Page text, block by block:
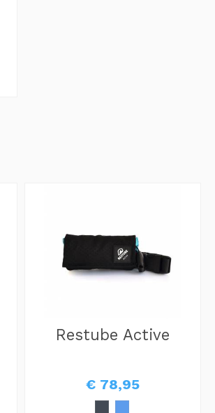
Restube Active
€ 78,95